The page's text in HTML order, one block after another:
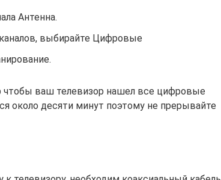
Антенна.
выбирайте Цифровые
чтобы ваш телевизор нашел все цифровые
около десяти минут поэтому не прерывайте